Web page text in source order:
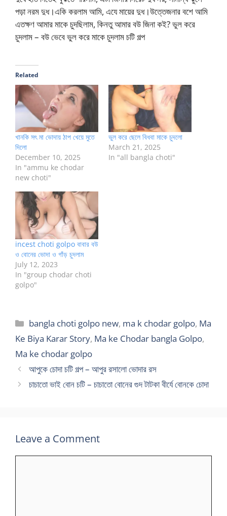
পড়া নরম দুধ।একি করলাম আমি, এযে মায়ের দুধ।উত্তেজনার বশে আমি
এতক্ষণ আমার মাকে চুদছিলাম, কিনতু আমার বউ জিনা কই? ভুল করে
চুদলাম – বউ ভেবে ভুল করে মাকে চুদলাম চটি গল্প
Related
খানকি সৎ মা ভোদায় ঠাপ খেয়ে মুতে
দিলো
December 10, 2025
In "ammu ke chodar
new choti"
ভুল করে ছেলে বিধবা মাকে চুদলো
March 21, 2025
In "all bangla choti"
incest choti golpo বাবার বউ
ও বোনের ভোদা ও গাঁড় চুদলাম
July 12, 2023
In "group chodar choti
golpo"
Categories
bangla choti golpo new, ma k chodar golpo, Ma
Ke Biya Karar Story, Ma ke Chodar bangla Golpo,
Ma ke chodar golpo
আপুকে চোদা চটি গল্প – আপুর রসালো ভোদার রস
চাচাতো ভাই বোন চটি – চাচাতো বোনের গুদ টাটকা বীর্যে বোনকে চোদা
Leave a Comment